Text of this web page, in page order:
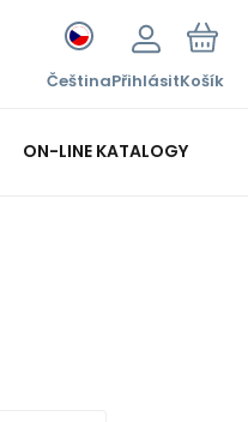
ČeštinaPřihlásitKošík
ON-LINE KATALOGY